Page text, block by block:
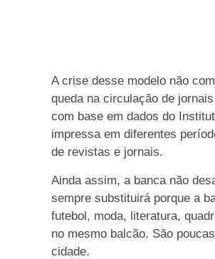
A crise desse modelo não
queda na circulação de
com base em dados do
impressa em diferentes
de revistas e jornais.
Ainda assim, a banca não
sempre substituirá porque a
futebol, moda, literatura,
no mesmo balcão. São
cidade.